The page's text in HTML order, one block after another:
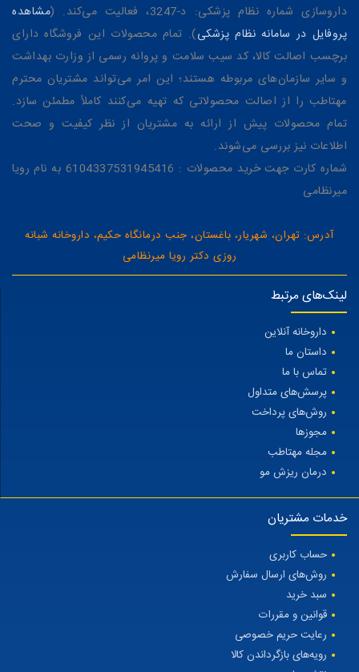
داروسازی شماره نظام پزشکی: د-3247، فعالیت می‌کند. (
مشاهده
پروفایل در سامانه نظام پزشکی). تمام محصولات این فروشگاه دارای
برچسب اصالت کالا، کد سیب سلامت و پروانه رسمی از وزارت بهداشت
و سایر سازمان‌های مربوطه هستند؛ این امر می‌تواند مشتریان محترم
مهتاطب را از اصالت محصولاتی که تهیه می‌کنند کاملاً مطمئن سازد.
تمام محصولات پیش از ارائه به مشتریان از نظر کیفیت و صحت
اطلاعات نیز بررسی می‌شوند.
شماره کارت جهت خرید محصولات : 6104337531945416 به نام رویا
میرنظامی
آدرس: تهران، شهریار، باغستان، جنب درمانگاه حکیم، داروخانه شبانه
روزی دکتر رویا میرنظامی
لینک‌های مرتبط
داروخانه آنلاین
داستان ما
تماس با ما
پرسش‌های متداول
روش‌های پرداخت
مجوزها
مجله مهتاطب
درمان ریزش مو
خدمات مشتریان
حساب کاربری
روش‌های ارسال سفارش
سبد خرید
قوانین و مقررات
رعایت حریم خصوصی
رویه‌های بازگرداندن کالا